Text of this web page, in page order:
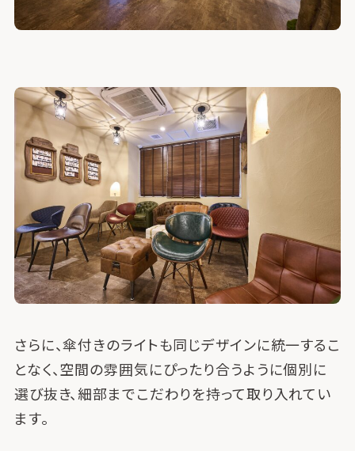
さらに、傘付きのライトも同じデザインに統一するこ
となく、空間の雰囲気にぴったり合うように個別に
選び抜き、細部までこだわりを持って取り入れてい
ます。